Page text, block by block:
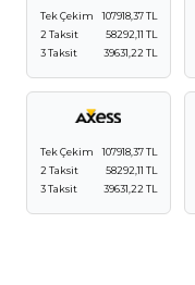
Tek Çekim
107918,37 TL
2 Taksit
58292,11 TL
3 Taksit
39631,22 TL
Tek Çekim
107918,37 TL
2 Taksit
58292,11 TL
3 Taksit
39631,22 TL